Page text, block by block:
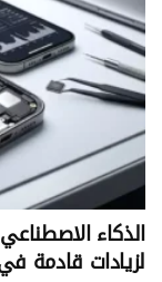
الذكاء
لزيادات قادمة